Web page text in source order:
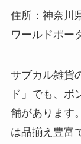
住所：神奈川
ワールドポー
サブカル雑貨
ド」でも、ボ
舗があります
は品揃え豊富